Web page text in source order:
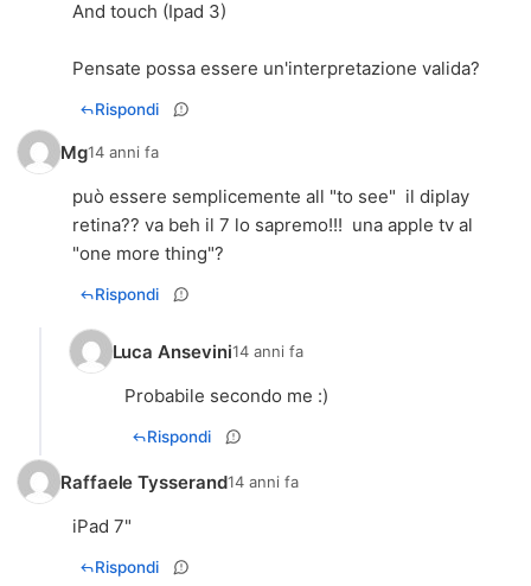
And touch (Ipad 3)
Pensate possa essere un'interpretazione valida?
Rispondi
Mg14 anni fa
può essere semplicemente all "to see" il diplay
retina?? va beh il 7 lo sapremo!!! una apple tv al
"one more thing"?
Rispondi
Luca Ansevini14 anni fa
Probabile secondo me :)
Rispondi
Raffaele Tysserand14 anni fa
iPad 7"
Rispondi